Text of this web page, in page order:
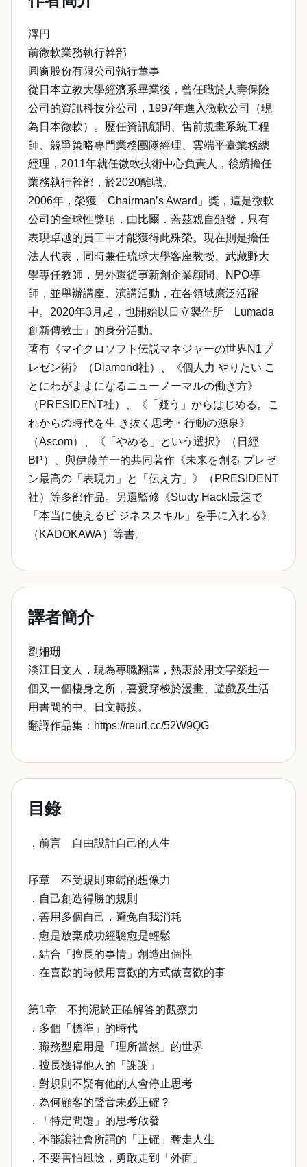
澤円
前微軟業務執行幹部
圓窗股份有限公司執行董事
從日本立教大學經濟系畢業後，曾任職於人壽保險
公司的資訊科技分公司，1997年進入微軟公司（現
為日本微軟）。歷任資訊顧問、售前規畫系統工程
師、競爭策略專門業務團隊經理、雲端平臺業務總
經理，2011年就任微軟技術中心負責人，後續擔任
業務執行幹部，於2020離職。
2006年，榮獲「Chairman’s Award」獎，這是微軟
公司的全球性獎項，由比爾．蓋茲親自頒發，只有
表現卓越的員工中才能獲得此殊榮。現在則是擔任
法人代表，同時兼任琉球大學客座教授、武藏野大
學專任教師，另外還從事新創企業顧問、NPO導
師，並舉辦講座、演講活動，在各領域廣泛活躍
中。2020年3月起，也開始以日立製作所「Lumada
創新傳教士」的身分活動。
著有《マイクロソフト伝説マネジャーの世界N1プ
レゼン術》（Diamond社）、《個人力 やりたい こ
とにわがままになるニューノーマルの働き方》
（PRESIDENT社）、《「疑う」からはじめる。こ
れからの時代を生 き抜く思考・行動の源泉》
（Ascom）、《「やめる」という選択》（日經
BP）、與伊藤羊一的共同著作《未来を創る プレゼ
ン最高の「表現力」と「伝え方」》（PRESIDENT
社）等多部作品。另還監修《Study Hack!最速で
「本当に使えるビ ジネススキル」を手に入れる》
（KADOKAWA）等書。
譯者簡介
劉姍珊
淡江日文人，現為專職翻譯，熱衷於用文字築起一
個又一個棲身之所，喜愛穿梭於漫畫、遊戲及生活
用書間的中、日文轉換。
翻譯作品集：https://reurl.cc/52W9QG
目錄
．前言 自由設計自己的人生
序章 不受規則束縛的想像力
．自己創造得勝的規則
．善用多個自己，避免自我消耗
．愈是放棄成功經驗愈是輕鬆
．結合「擅長的事情」創造出個性
．在喜歡的時候用喜歡的方式做喜歡的事
第1章 不拘泥於正確解答的觀察力
．多個「標準」的時代
．職務型雇用是「理所當然」的世界
．擅長獲得他人的「謝謝」
．對規則不疑有他的人會停止思考
．為何顧客的聲音未必正確？
．「特定問題」的思考啟發
．不能讓社會所謂的「正確」奪走人生
．不要害怕風險，勇敢走到「外面」